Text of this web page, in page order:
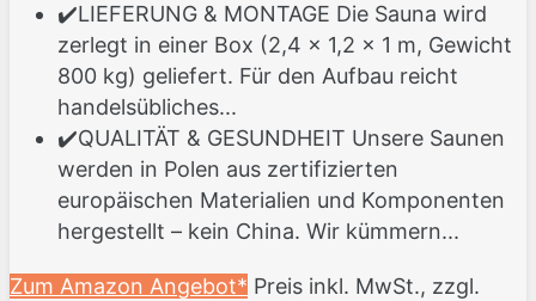
✔️LIEFERUNG & MONTAGE Die Sauna wird
zerlegt in einer Box (2,4 × 1,2 × 1 m, Gewicht
800 kg) geliefert. Für den Aufbau reicht
handelsübliches...
✔️QUALITÄT & GESUNDHEIT Unsere Saunen
werden in Polen aus zertifizierten
europäischen Materialien und Komponenten
hergestellt – kein China. Wir kümmern...
Zum Amazon Angebot* Preis inkl. MwSt., zzgl.